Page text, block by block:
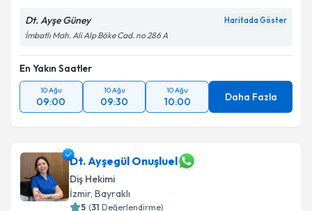
Takvim Talebini Gönder
Dt. Ayşe Güney Haritada Göster
İmbatlı Mah. Ali Alp Böke Cad. no 286 A
En Yakın Saatler
10 Ağu
09:00
10 Ağu
09:30
10 Ağu
10:00 Daha Fazla
Dt. Ayşegül Onuşluel
Diş Hekimi
İzmir, Bayraklı
5 (31 Değerlendirme)